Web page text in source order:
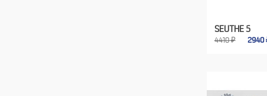
SEUTHE 5
4410 ₽ 2940